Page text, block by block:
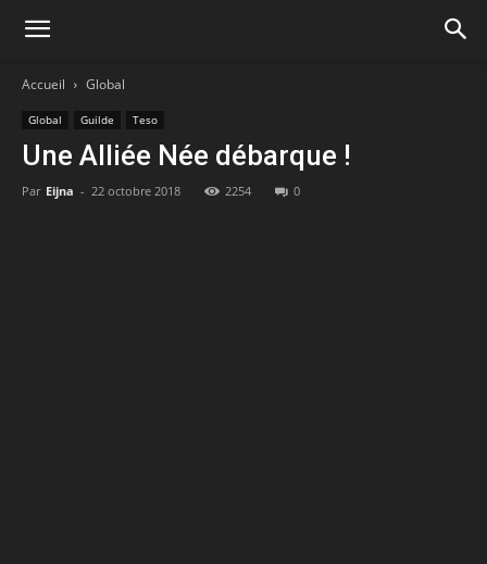
Accueil Global
Global Guilde Teso
Une Alliée Née débarque !
Par Eijna - 22 octobre 2018 2254 0